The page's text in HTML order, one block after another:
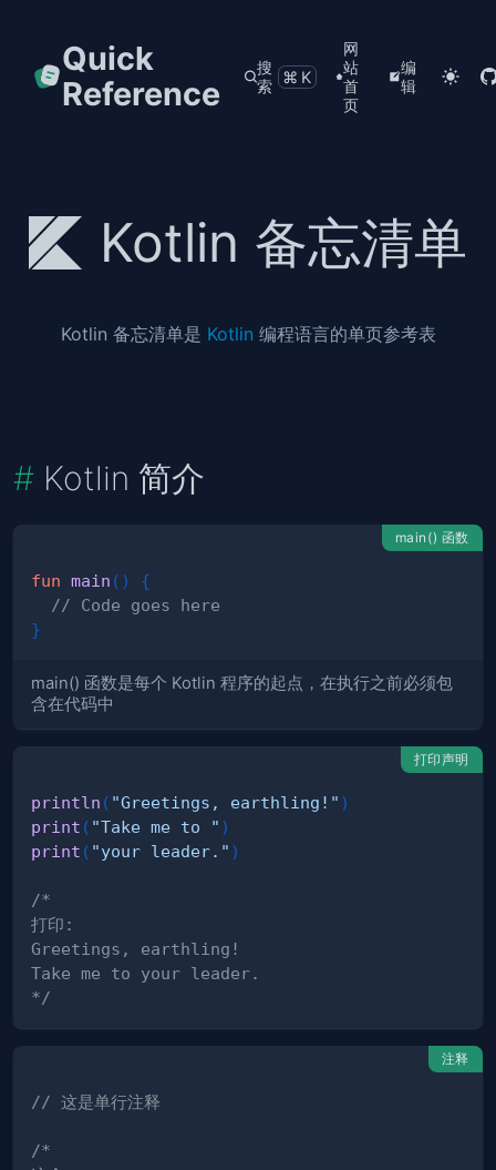
Quick
Reference
搜
索
⌘K
网
站
首
页
编
辑
Kotlin 备忘清单
Kotlin 备忘清单是 Kotlin 编程语言的单页参考表
Kotlin 简介
main() 函数
fun main ( )
{
// Code goes here
}
main() 函数是每个 Kotlin 程序的起点，在执行之前必须包
含在代码中
打印声明
println ( "Greetings, earthling!" )
print ( "Take me to " )
print ( "your leader." )
*/
注释
// 这是单行注释